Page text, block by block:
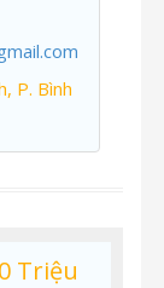
P. Bình
Triệu